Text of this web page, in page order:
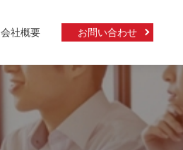
会社概要 お問い合わせ